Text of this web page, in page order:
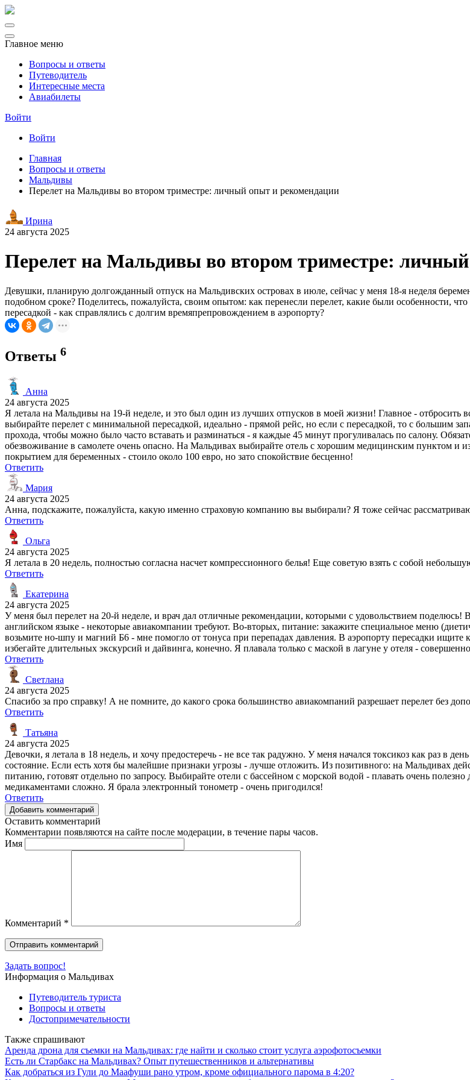
Главное меню
Вопросы и ответы
Путеводитель
Интересные места
Авиабилеты
Войти
Войти
Главная
Вопросы и ответы
Мальдивы
Перелет на Мальдивы во втором триместре: личный опыт и рекомендации
Ирина
24 августа 2025
Перелет на Мальдивы во втором триместре:
Девушки, планирую долгожданный отпуск на Мальдивских островах в июле, сейчас у меня 18-я неделя
подобном сроке? Поделитесь, пожалуйста, своим опытом: как перенесли перелет, какие были особенности,
пересадкой - как справлялись с долгим времяпрепровождением в аэропорту?
Ответы 6
Анна
24 августа 2025
Я летала на Мальдивы на 19-й неделе, и это был один из лучших отпусков в моей жизни! Главное - отбросить
выбирайте перелет с минимальной пересадкой, идеально - прямой рейс, но если с пересадкой, то с большим
прохода, чтобы можно было часто вставать и разминаться - я каждые 45 минут прогуливалась по салону.
обезвоживание в самолете очень опасно. На Мальдивах выбирайте отель с хорошим медицинским пунктом и
покрытием для беременных - стоило около 100 евро, но зато спокойствие бесценно!
Ответить
Мария
24 августа 2025
Анна, подскажите, пожалуйста, какую именно страховую компанию вы выбирали? Я тоже сейчас
Ответить
Ольга
24 августа 2025
Я летала в 20 недель, полностью согласна насчет компрессионного белья! Еще советую взять с собой
Ответить
Екатерина
24 августа 2025
У меня был перелет на 20-й неделе, и врач дал отличные рекомендации, которыми с удовольствием поделюсь!
английском языке - некоторые авиакомпании требуют. Во-вторых, питание: закажите специальное меню
возьмите но-шпу и магний Б6 - мне помогло от тонуса при перепадах давления. В аэропорту пересадки
избегайте длительных экскурсий и дайвинга, конечно. Я плавала только с маской в лагуне у отеля -
Ответить
Светлана
24 августа 2025
Спасибо за про справку! А не помните, до какого срока большинство авиакомпаний разрешает перелет без
Ответить
Татьяна
24 августа 2025
Девочки, я летала в 18 недель, и хочу предостеречь - не все так радужно. У меня начался токсикоз как раз в
состояние. Если есть хотя бы малейшие признаки угрозы - лучше отложить. Из позитивного: на Мальдивах
питанию, готовят отдельно по запросу. Выбирайте отели с бассейном с морской водой - плавать очень
медикаментами сложно. Я брала электронный тонометр - очень пригодился!
Ответить
Добавить комментарий
Оставить комментарий
Комментарии появляются на сайте после модерации, в течение пары часов.
Имя
Комментарий *
Задать вопрос!
Информация о Мальдивах
Путеводитель туриста
Вопросы и ответы
Достопримечательности
Также спрашивают
Аренда дрона для съемки на Мальдивах: где найти и сколько стоит услуга аэрофотосъемки
Есть ли Старбакс на Мальдивах? Опыт путешественников и альтернативы
Как добраться из Гули до Маафуши рано утром, кроме официального парома в 4:20?